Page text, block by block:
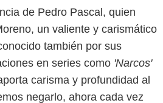
de Pedro Pascal, quien
un valiente y carismático
también por sus
en series como 'Narcos'
carisma y profundidad al
negarlo, ahora cada vez